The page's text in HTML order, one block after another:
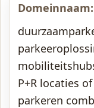
P+R locaties
parkeren